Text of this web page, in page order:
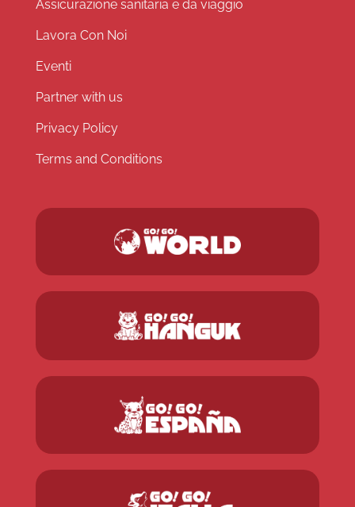
Assicurazione sanitaria e da viaggio
Lavora Con Noi
Eventi
Partner with us
Privacy Policy
Terms and Conditions